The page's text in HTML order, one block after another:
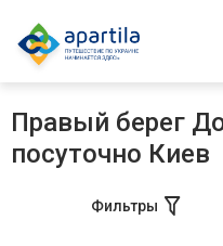
Правый берег
посуточно Киев
Фильтры